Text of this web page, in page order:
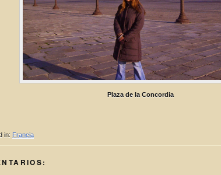
Plaza de la Concordia
in: Francia